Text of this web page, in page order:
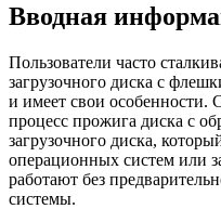
Вводная
Пользователи часто
загрузочного диска с
и имеет свои
процесс прожига диска с
загрузочного диска,
операционных систем или
работают без
системы.